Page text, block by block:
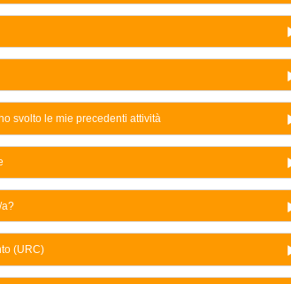
svolto le mie precedenti attività
a?
(URC)